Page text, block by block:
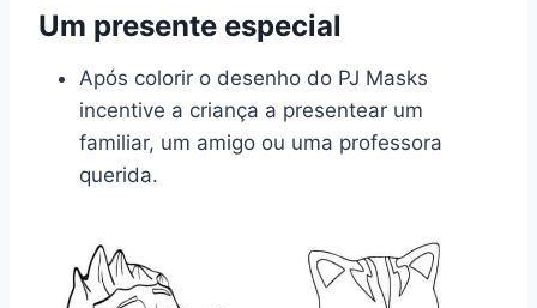
Um presente especial
Após colorir o desenho do PJ Masks
incentive a criança a presentear um
familiar, um amigo ou uma professora
querida.